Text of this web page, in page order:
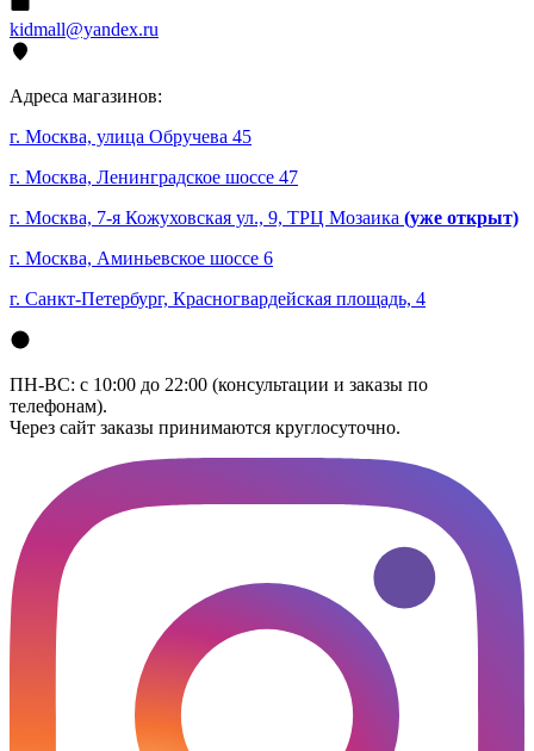
kidmall@yandex.ru
Адреса магазинов:
г. Москва, улица Обручева 45
г. Москва, Ленинградское шоссе 47
г. Москва, 7-я Кожуховская ул., 9, ТРЦ Мозаика (уже открыт)
г. Москва, Аминьевское шоссе 6
г. Санкт-Петербург, Красногвардейская площадь, 4
ПН-ВС: с 10:00 до 22:00 (консультации и заказы по
телефонам).
Через сайт заказы принимаются круглосуточно.